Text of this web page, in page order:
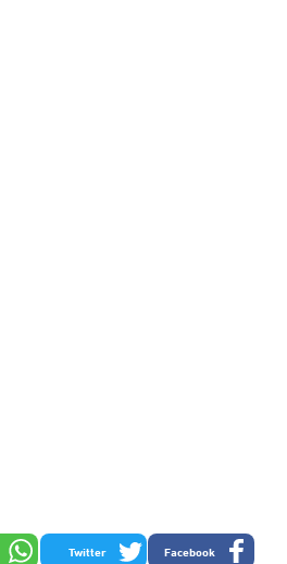
Facebook
Twitter